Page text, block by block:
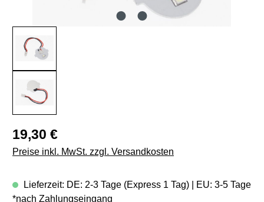
Regulärer Preis:
19,30 €
Preise inkl. MwSt. zzgl. Versandkosten
Lieferzeit: DE: 2-3 Tage (Express 1 Tag) | EU: 3-5 Tage
*nach Zahlungseingang